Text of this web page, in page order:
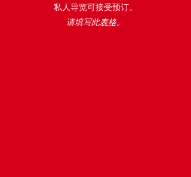
私人导览可接受预订。
请填写此表格。